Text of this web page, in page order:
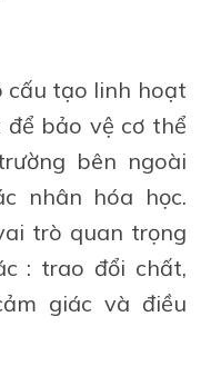
cấu tạo linh hoạt
bảo vệ cơ thể
bên ngoài
nhân hóa học.
trò quan trọng
: trao đổi chất,
giác và điều